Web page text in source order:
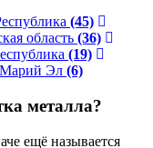
(45)
область (36)
(19)
Марий Эл (6)
металла?
ещё называется